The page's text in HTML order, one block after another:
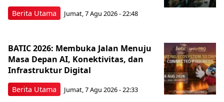
Berita Utama Jumat, 7 Agu 2026 - 22:48
Berita Utama
BATIC 2026: Membuka Jalan Menuju
Masa Depan AI, Konektivitas, dan
Infrastruktur Digital
Jumat, 7 Agu 2026 - 22:33